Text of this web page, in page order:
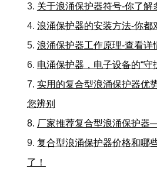
3. 关于浪涌保护器符号-你了解
4. 浪涌保护器的安装方法-你都
5. 浪涌保护器工作原理-查看详
6. 电涌保护器，电子设备的“守
7. 实用的复合型浪涌保护器优
您辨别
8. 厂家推荐复合型浪涌保护器
9. 复合型浪涌保护器价格和哪
了！